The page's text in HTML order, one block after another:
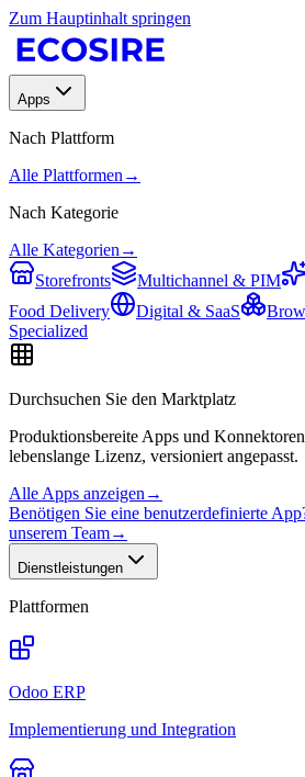
Zum Hauptinhalt springen
Apps
Nach Plattform
Alle Plattformen →
Nach Kategorie
Alle Kategorien →
Storefronts
Multichannel & PIM
Food Delivery
Digital & SaaS
Specialized
Durchsuchen Sie den Marktplatz
Produktionsbereite Apps und
lebenslange Lizenz, versioniert angepasst.
Alle Apps anzeigen →
Benötigen Sie eine benutzerdefinierte
unserem Team→
Dienstleistungen
Plattformen
Odoo ERP
Implementierung und Integration